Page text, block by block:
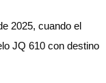
2025, cuando el
JQ 610 con destino